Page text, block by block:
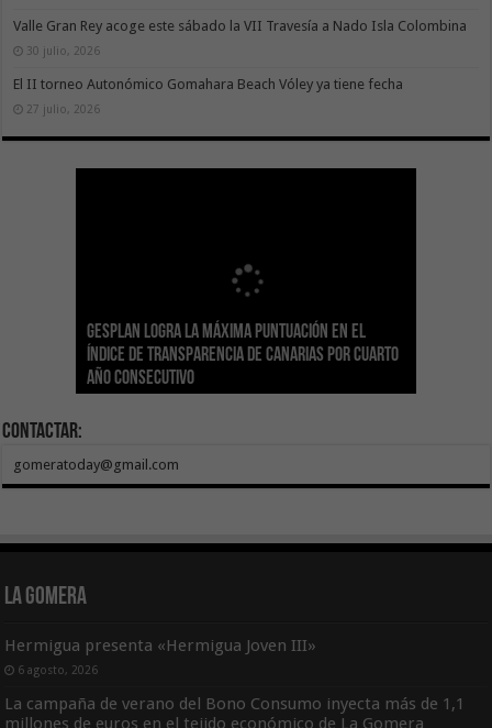
Valle Gran Rey acoge este sábado la VII Travesía a Nado Isla Colombina
30 julio, 2026
El II torneo Autonómico Gomahara Beach Vóley ya tiene fecha
27 julio, 2026
Gesplan logra la máxima puntuación en el
Índice de Transparencia de Canarias por cuarto
año consecutivo
El Gobierno canario concede ayudas del
POSEICAN-Pesca al sector por valor de 7,09 M€
tras aumentar las cuantías
Transición Ecológica coordina con Ashotel su
adhesión a la Red de Refugios Climáticos de
Canarias
Visocan incorpora 170 pisos a su parque de
vivienda protegida en régimen de alquiler
asequible de Tenerife
Sanidad refuerza la capacidad diagnóstica de
los centros de salud con el impulso de la
ecografía clínica
El Gobierno de Canarias convoca el Concurso de
Sal Marina Agrocanarias 2026
Contactar:
gomeratoday@gmail.com
La Gomera
Hermigua presenta «Hermigua Joven III»
6 agosto, 2026
La campaña de verano del Bono Consumo inyecta más de 1,1
millones de euros en el tejido económico de La Gomera